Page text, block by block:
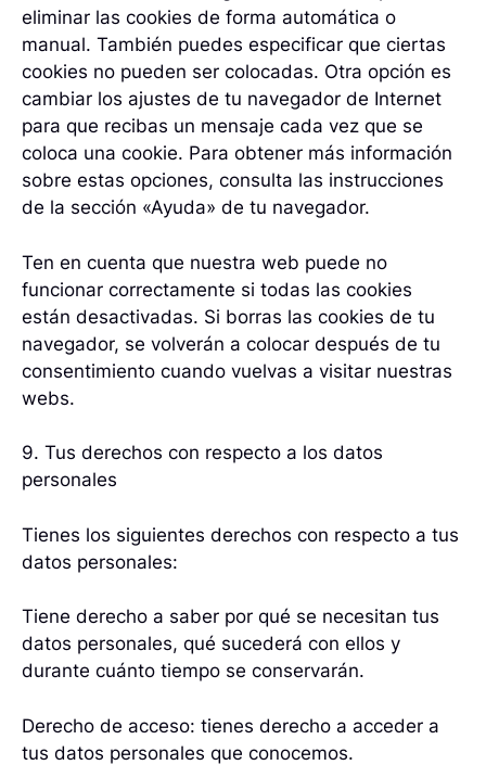
eliminar las cookies de forma automática o
manual. También puedes especificar que ciertas
cookies no pueden ser colocadas. Otra opción es
cambiar los ajustes de tu navegador de Internet
para que recibas un mensaje cada vez que se
coloca una cookie. Para obtener más información
sobre estas opciones, consulta las instrucciones
de la sección «Ayuda» de tu navegador.
Ten en cuenta que nuestra web puede no
funcionar correctamente si todas las cookies
están desactivadas. Si borras las cookies de tu
navegador, se volverán a colocar después de tu
consentimiento cuando vuelvas a visitar nuestras
webs.
9. Tus derechos con respecto a los datos
personales
Tienes los siguientes derechos con respecto a tus
datos personales:
Tiene derecho a saber por qué se necesitan tus
datos personales, qué sucederá con ellos y
durante cuánto tiempo se conservarán.
Derecho de acceso: tienes derecho a acceder a
tus datos personales que conocemos.